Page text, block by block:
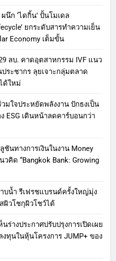
นึก ‘ไดกิ้น’ ปั้นโมเดล
ยกระดับสารทำความเย็น
Economy เต็มขั้น
ลบ. คาดอุตสาหกรรม IVF แนว
ระชากร ลุยเจาะกลุ่มตลาด
ด้ใหม่
วมใจประหยัดพลังงาน ปักธงเป็น
ESG เดินหน้าลดคาร์บอนกว่า
นทางการเงินในงาน Money
คิด “Bangkok Bank: Growing
บน้ำ รีเฟรชแบรนด์ครั้งใหญ่มุ่ง
ผิวโชกุผิวโชว์ได้
ร่างประกาศปรับปรุงการเปิดเผย
ทุนในหุ้นโครงการ JUMP+ ของ